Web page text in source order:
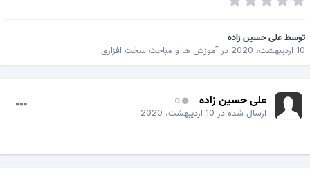
علی حسین زاده
2020
درآموزش ها و مباحث سخت افزاری
علی حسین زاده 0
ارسال شده در10 اردیبهشت، 2020